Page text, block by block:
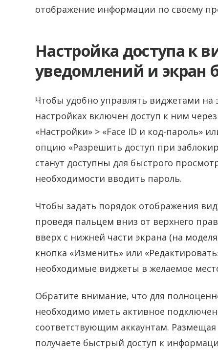
отображение информации по своему
Настройка доступа к
уведомлений и экран
Чтобы удобно управлять виджетами на
настройках включен доступ к ним
«Настройки» > «Face ID и код-пароль»
опцию «Разрешить доступ при
станут доступны для быстрого
необходимости вводить пароль.
Чтобы задать порядок отображения
проведя пальцем вниз от верхнего
вверх с нижней части экрана (на
кнопка «Изменить» или
необходимые виджеты в желаемое
Обратите внимание, что для
необходимо иметь активное
соответствующим аккаунтам.
получаете быстрый доступ к